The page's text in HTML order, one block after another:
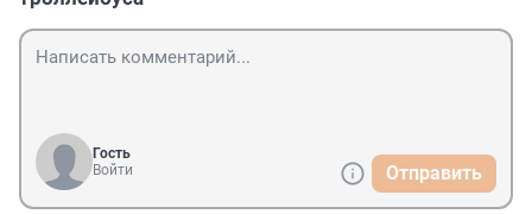
Гость
Войти
Отправить